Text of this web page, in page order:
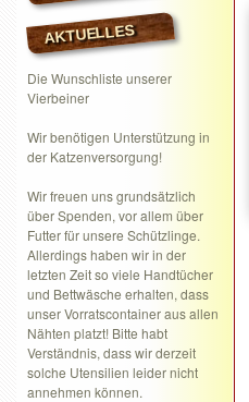
AKTUELLES
Die Wunschliste unserer
Vierbeiner
Wir benötigen Unterstützung in
der Katzenversorgung!
Wir freuen uns grundsätzlich
über Spenden, vor allem über
Futter für unsere Schützlinge.
Allerdings haben wir in der
letzten Zeit so viele Handtücher
und Bettwäsche erhalten, dass
unser Vorratscontainer aus allen
Nähten platzt! Bitte habt
Verständnis, dass wir derzeit
solche Utensilien leider nicht
annehmen können.